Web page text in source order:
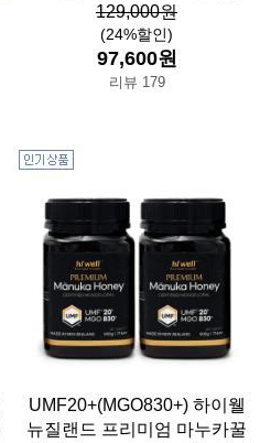
129,000원
(24%할인)
97,600원
리뷰 179
UMF20+(MGO830+) 하이웰
뉴질랜드 프리미엄 마누카꿀